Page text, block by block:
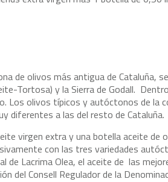
de olivos más antigua de
Tortosa) y la Sierra de Godall.
Los olivos típicos y autóctonos de la
diferentes a las del resto de Cataluña.
virgen extra y una botella aceite de
con las tres variedades
de Lacrima Olea, el aceite de las
del Consell Regulador de la